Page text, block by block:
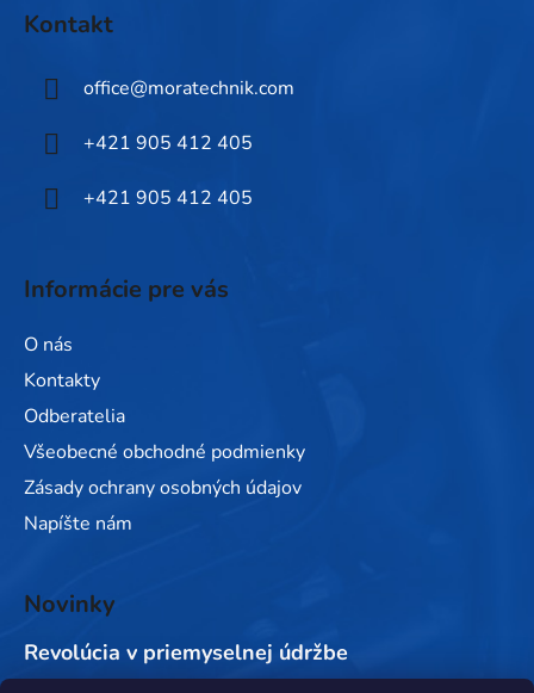
Kontakt
office@moratechnik.com
+421 905 412 405
+421 905 412 405
Informácie pre vás
O nás
Kontakty
Odberatelia
Všeobecné obchodné podmienky
Zásady ochrany osobných údajov
Napíšte nám
Novinky
Revolúcia v priemyselnej údržbe